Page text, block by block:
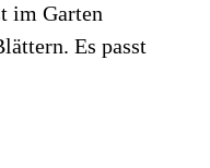
im Garten
Es passt